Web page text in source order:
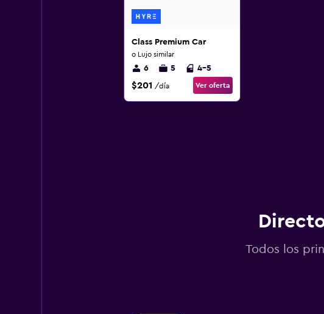
Class Premium Car
o Lujo similar
6 5 4-5
$201 /día Ver oferta
Todos los